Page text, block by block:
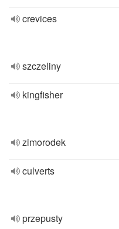
crevices
szczeliny
kingfisher
zimorodek
culverts
przepusty